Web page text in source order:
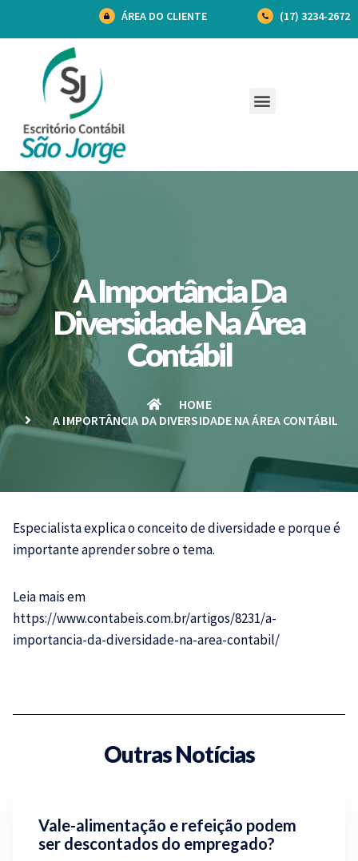
ÁREA DO CLIENTE (17) 3234-2672
A Importância Da
Diversidade Na Área
Contábil
HOME
A IMPORTÂNCIA DA DIVERSIDADE NA ÁREA CONTÁBIL
Especialista explica o conceito de diversidade e porque é
importante aprender sobre o tema.
Leia mais em
https://www.contabeis.com.br/artigos/8231/a-
importancia-da-diversidade-na-area-contabil/
Outras Notícias
Vale-alimentação e refeição podem
ser descontados do empregado?